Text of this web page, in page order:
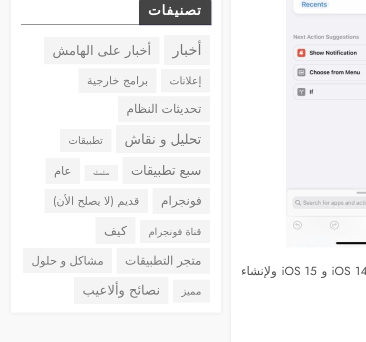
يوجد بالفعل اختصار جاهز لأخذ لقطة شاشة على تحديث iOS 14 و iOS 15 ولإنشاء
تصنيفات
أخبار أخبار على الهامش
إعلانات برامج خارجية
تحديثات النظام
تحليل و نقاش تطبيقات
سبع تطبيقات سلسلة عام
فونجرام قديم (لا يصلح الأن)
قناة فونجرام كيف
متجر التطبيقات مشاكل و حلول
مميز نصائح وألاعيب